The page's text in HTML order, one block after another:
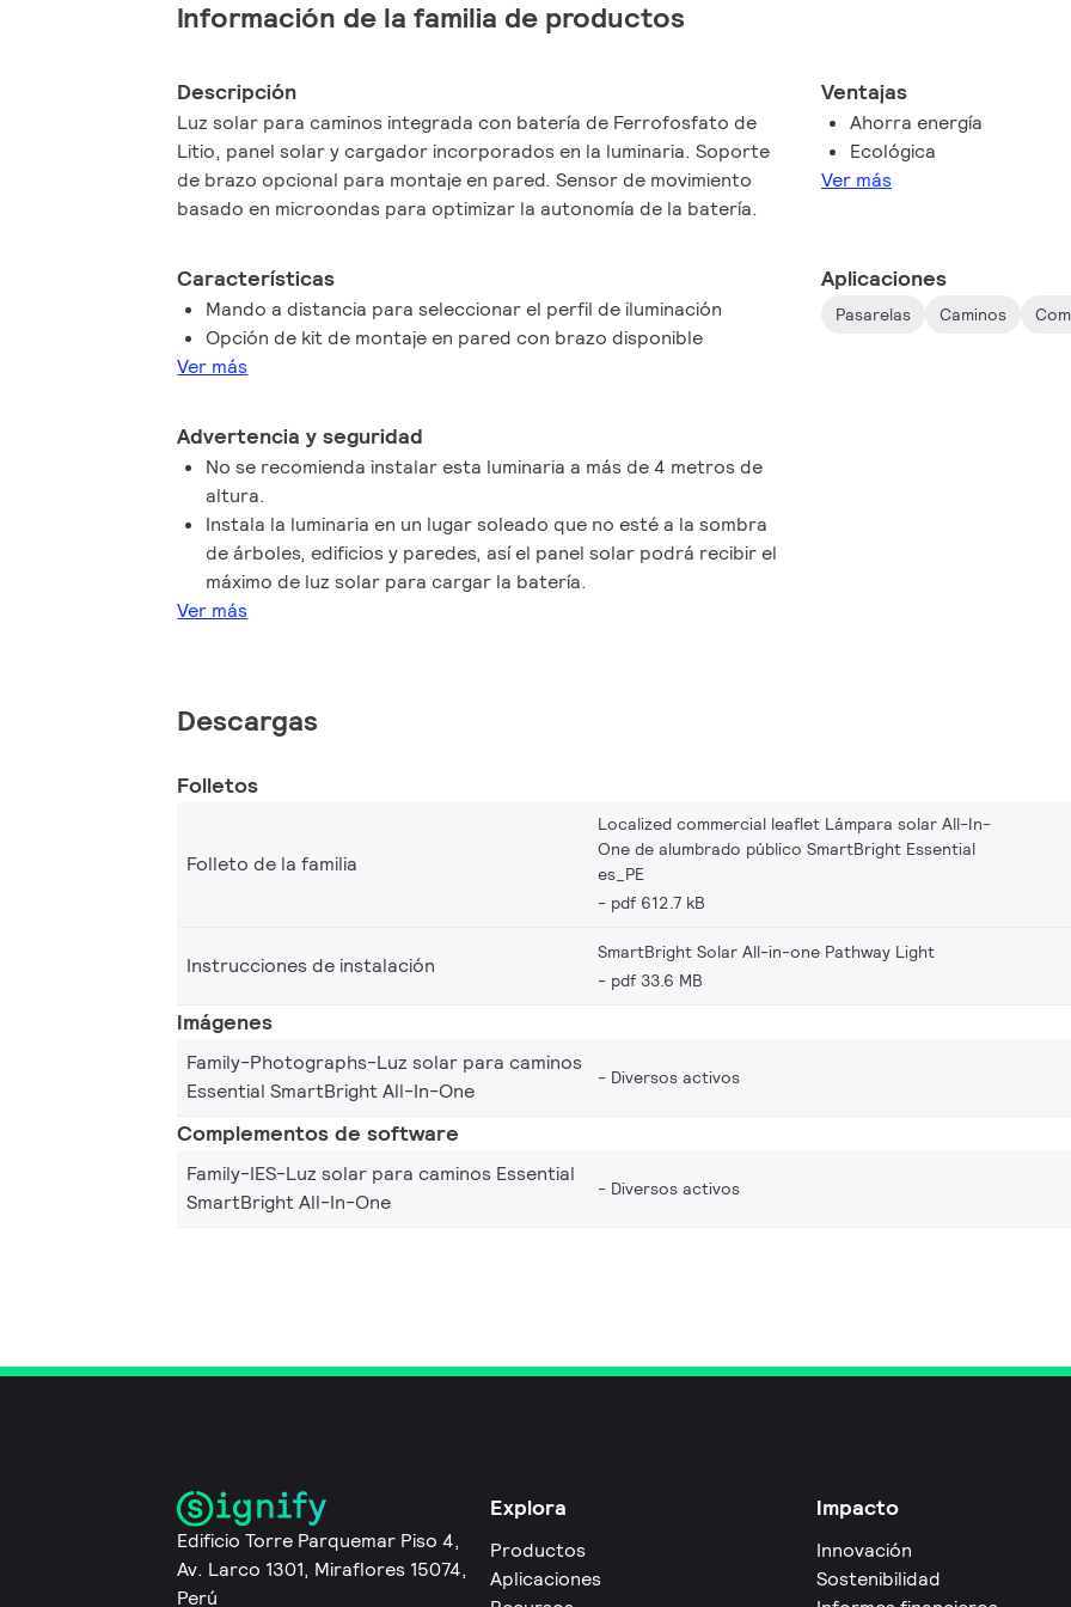
Información de la familia de productos
Descripción
Luz solar para caminos integrada con batería de Ferrofosfato de
Litio, panel solar y cargador incorporados en la luminaria. Soporte
de brazo opcional para montaje en pared. Sensor de movimiento
basado en microondas para optimizar la autonomía de la batería.
Ventajas
Ahorra energía
Ecológica
Ver más
Características
Mando a distancia para seleccionar el perfil de iluminación
Opción de kit de montaje en pared con brazo disponible
Ver más
Aplicaciones
Pasarelas Caminos
Advertencia y seguridad
No se recomienda instalar esta luminaria a más de 4 metros de
altura.
Instala la luminaria en un lugar soleado que no esté a la sombra
de árboles, edificios y paredes, así el panel solar podrá recibir el
máximo de luz solar para cargar la batería.
Ver más
Descargas
Folletos
Folleto de la familia
Localized commercial leaflet Lámpara solar All-In-
One de alumbrado público SmartBright Essential
es_PE
pdf 612.7 kB
Instrucciones de instalación
SmartBright Solar All-in-one Pathway Light
pdf 33.6 MB
Imágenes
Family-Photographs-Luz solar para caminos
Essential SmartBright All-In-One
Diversos activos
Complementos de software
Family-IES-Luz solar para caminos Essential
SmartBright All-In-One
Diversos activos
Edificio Torre Parquemar Piso 4,
Av. Larco 1301, Miraflores 15074,
Perú
Explora
Productos
Aplicaciones
Impacto
Innovación
Sostenibilidad